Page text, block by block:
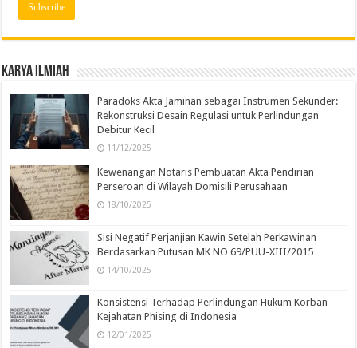
Karya Ilmiah
Paradoks Akta Jaminan sebagai Instrumen Sekunder:
Rekonstruksi Desain Regulasi untuk Perlindungan
Debitur Kecil
11/12/2025
Kewenangan Notaris Pembuatan Akta Pendirian
Perseroan di Wilayah Domisili Perusahaan
18/10/2025
Sisi Negatif Perjanjian Kawin Setelah Perkawinan
Berdasarkan Putusan MK NO 69/PUU-XIII/2015
14/10/2025
Konsistensi Terhadap Perlindungan Hukum Korban
Kejahatan Phising di Indonesia
12/01/2025